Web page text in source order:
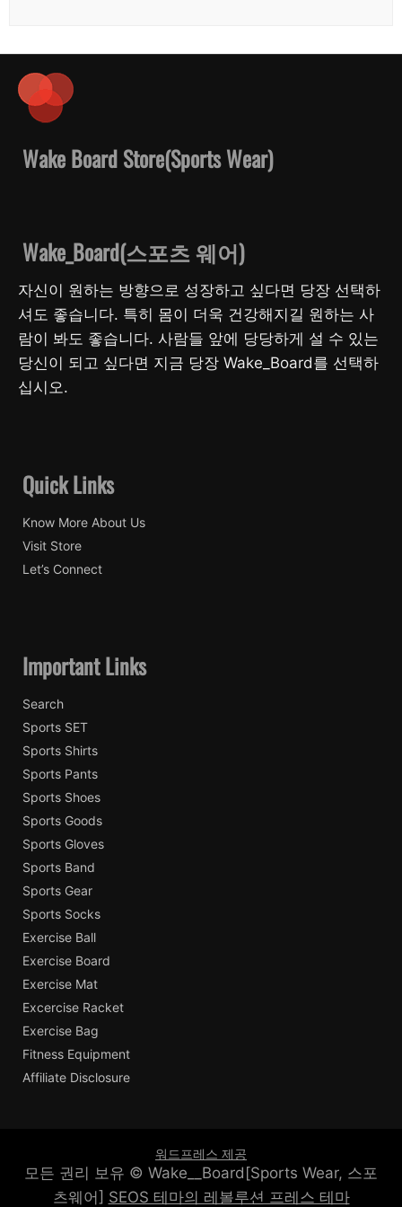
Wake Board Store(Sports Wear)
Wake_Board(스포츠 웨어)
자신이 원하는 방향으로 성장하고 싶다면 당장 선택하
셔도 좋습니다. 특히 몸이 더욱 건강해지길 원하는 사
람이 봐도 좋습니다. 사람들 앞에 당당하게 설 수 있는
당신이 되고 싶다면 지금 당장 Wake_Board를 선택하
십시오.
Quick Links
Know More About Us
Visit Store
Let’s Connect
Important Links
Search
Sports SET
Sports Shirts
Sports Pants
Sports Shoes
Sports Goods
Sports Gloves
Sports Band
Sports Gear
Sports Socks
Exercise Ball
Exercise Board
Exercise Mat
Excercise Racket
Exercise Bag
Fitness Equipment
Affiliate Disclosure
워드프레스 제공
모든 권리 보유 © Wake__Board[Sports Wear, 스포
츠웨어] SEOS 테마의 레볼루션 프레스 테마